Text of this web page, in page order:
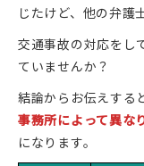
じたけど、他の弁護
交通事故の対応をし
ていませんか？
結論からお伝えすると
事務所によって異な
になります。